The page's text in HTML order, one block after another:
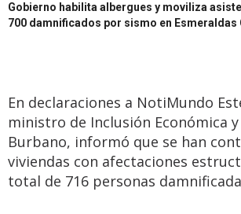
Gobierno habilita albergues y moviliza
700 damnificados por sismo en Esmeraldas
En declaraciones a NotiMundo
ministro de Inclusión Económica
Burbano, informó que se han
viviendas con afectaciones
total de 716 personas